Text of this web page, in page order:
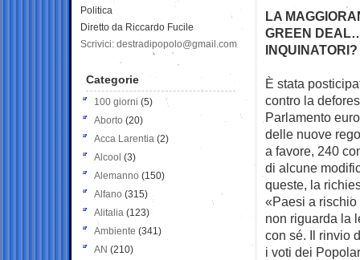
LA
GREEN
INQUINATORI?
È stata
contro la
Parlamento
delle nuove
a favore, 240
di alcune
queste, la
«Paesi a
non riguarda la
con sé. Il rinvio
i voti dei
Politica
Diretto da Riccardo Fucile
Scrivici: destradipopolo@gmail.com
Categorie
100 giorni (5)
Aborto (20)
Acca Larentia (2)
Alcool (3)
Alemanno (150)
Alfano (315)
Alitalia (123)
Ambiente (341)
AN (210)